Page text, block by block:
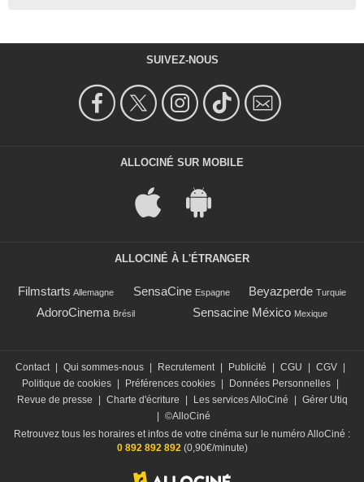
SUIVEZ-NOUS
ALLOCINÉ SUR MOBILE
ALLOCINÉ À L'ÉTRANGER
Filmstarts Allemagne SensaCine Espagne Beyazperde Turquie
AdoroCinema Brésil Sensacine México Mexique
Contact Qui sommes-nous Recrutement Publicité CGU CGV
Politique de cookies
Préférences cookies Données Personnelles
Revue de presse
Charte d'écriture Les services AlloCiné
Gérer Utiq
©AlloCiné
Retrouvez tous les horaires et infos de votre cinéma sur le numéro AlloCiné :
0 892 892 892(0,90€/minute)